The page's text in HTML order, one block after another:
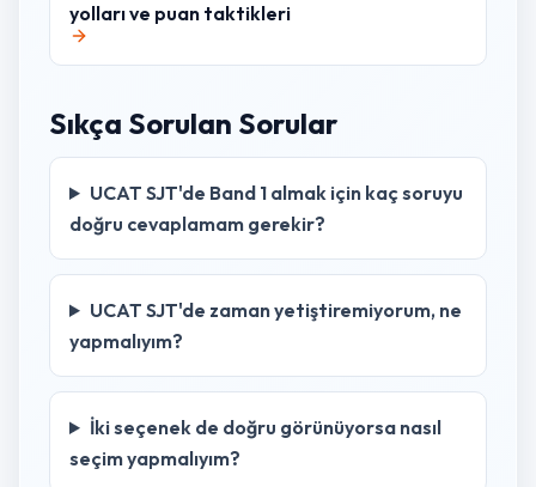
yolları ve puan taktikleri
Sıkça Sorulan Sorular
UCAT SJT'de Band 1 almak için kaç soruyu
doğru cevaplamam gerekir?
UCAT SJT'de zaman yetiştiremiyorum, ne
yapmalıyım?
İki seçenek de doğru görünüyorsa nasıl
seçim yapmalıyım?